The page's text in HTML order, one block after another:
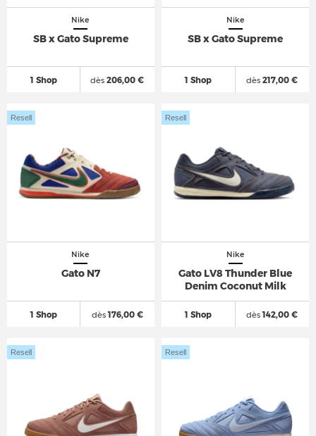
Nike
SB x Gato Supreme
1 Shop dès 206,00 €
Nike
SB x Gato Supreme
1 Shop dès 217,00 €
Nike
Gato N7
1 Shop
Resell
dès176,00 €
Nike
Gato LV8 Thunder Blue
Denim Coconut Milk
1 Shop
Resell
dès142,00 €
Resell Resell